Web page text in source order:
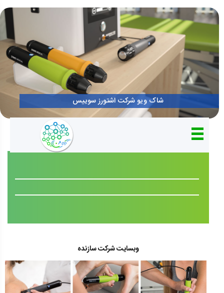
موثرترین درمان خارپاشنه ، تاندونیت شانه و نقاط دردناک بدن
شاک ویو شرکت اشتورز سوییس
وبسایت شرکت سازنده